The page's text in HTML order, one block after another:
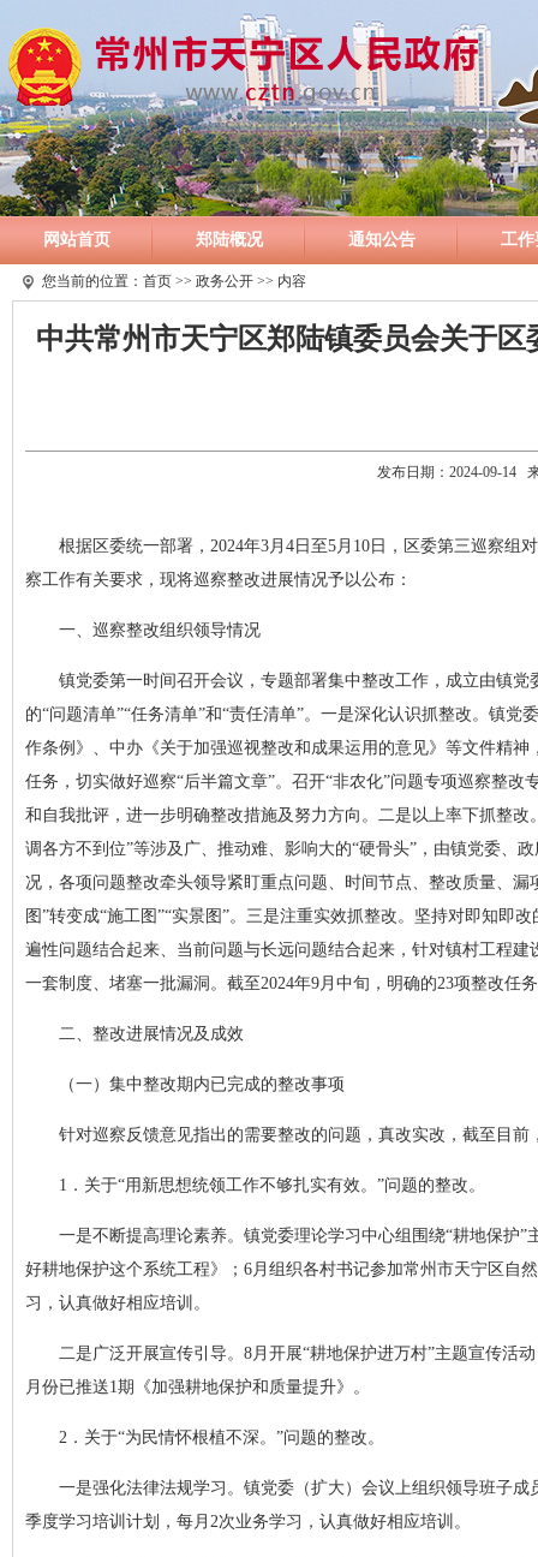
网站首页 郑陆概况 通知公告 工作
您当前的位置： 首页 >> 政务公开 >> 内容
中共常州市天宁区郑陆镇委员会关于
发布日期：2024-09-14
根据区委统一部署，2024年3月4日至5月10日，区委第三巡察组
察工作有关要求，现将巡察整改进展情况予以公布：
一、巡察整改组织领导情况
镇党委第一时间召开会议，专题部署集中整改工作，成立由镇
的“问题清单”“任务清单”和“责任清单”。一是深化认识抓整改。镇
作条例》、中办《关于加强巡视整改和成果运用的意见》等文件精
任务，切实做好巡察“后半篇文章”。召开“非农化”问题专项巡察整
和自我批评，进一步明确整改措施及努力方向。二是以上率下抓整
调各方不到位”等涉及广、推动难、影响大的“硬骨头”，由镇党委、
况，各项问题整改牵头领导紧盯重点问题、时间节点、整改质量、
图”转变成“施工图”“实景图”。三是注重实效抓整改。坚持对即知即
遍性问题结合起来、当前问题与长远问题结合起来，针对镇村工程
一套制度、堵塞一批漏洞。截至2024年9月中旬，明确的23项整改
二、整改进展情况及成效
（一）集中整改期内已完成的整改事项
针对巡察反馈意见指出的需要整改的问题，真改实改，截至目前
1．关于“用新思想统领工作不够扎实有效。”问题的整改。
一是不断提高理论素养。镇党委理论学习中心组围绕“耕地保护
好耕地保护这个系统工程》；6月组织各村书记参加常州市天宁区自
习，认真做好相应培训。
二是广泛开展宣传引导。8月开展“耕地保护进万村”主题宣传活
月份已推送1期《加强耕地保护和质量提升》。
2．关于“为民情怀根植不深。”问题的整改。
一是强化法律法规学习。镇党委（扩大）会议上组织领导班子
季度学习培训计划，每月2次业务学习，认真做好相应培训。